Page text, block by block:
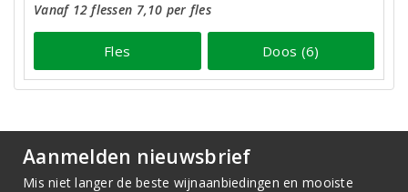
Vanaf 12 flessen 7,10 per fles
Fles Doos (6)
Aanmelden nieuwsbrief
Mis niet langer de beste wijnaanbiedingen en mooiste